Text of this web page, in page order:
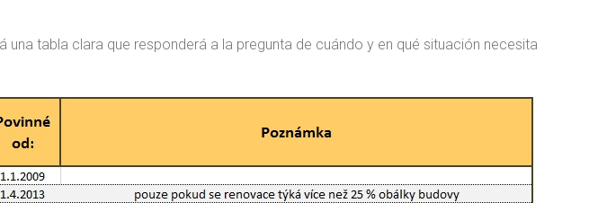
una tabla clara que responderá a la pregunta de cuándo y en qué situación necesita